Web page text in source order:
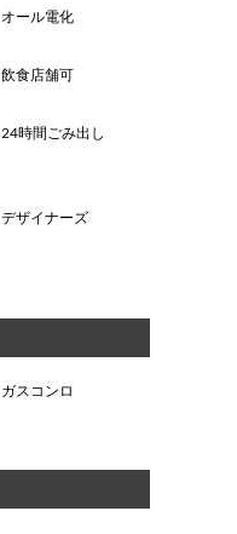
オール電化
飲食店舗可
24時間ごみ出し
デザイナーズ
ガスコンロ